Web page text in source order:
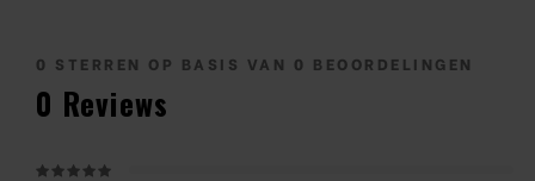
0 STERREN OP BASIS VAN 0 BEOORDELINGEN
0 Reviews